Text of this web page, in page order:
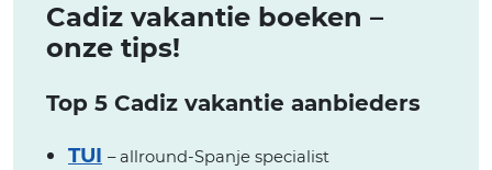
Cadiz vakantie boeken –
onze tips!
Top 5 Cadiz vakantie aanbieders
TUI – allround-Spanje specialist